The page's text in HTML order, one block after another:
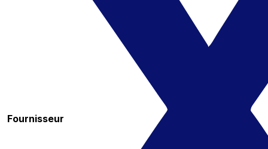
Fournisseur